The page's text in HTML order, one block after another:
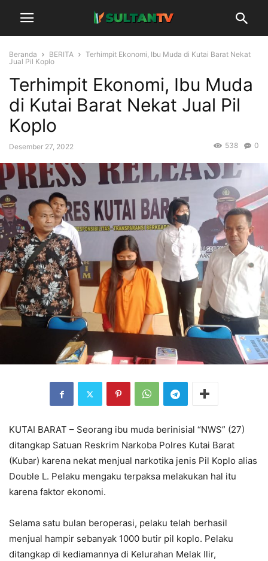
Beranda BERITA
Terhimpit Ekonomi, Ibu Muda di Kutai Barat Nekat
Jual Pil Koplo
Terhimpit Ekonomi, Ibu Muda
di Kutai Barat Nekat Jual Pil
Koplo
Desember 27, 2022 0
538
KUTAI BARAT – Seorang ibu muda berinisial “NWS” (27)
ditangkap Satuan Reskrim Narkoba Polres Kutai Barat
(Kubar) karena nekat menjual narkotika jenis Pil Koplo alias
Double L. Pelaku mengaku terpaksa melakukan hal itu
karena faktor ekonomi.
Selama satu bulan beroperasi, pelaku telah berhasil
menjual hampir sebanyak 1000 butir pil koplo. Pelaku
ditangkap di kediamannya di Kelurahan Melak Ilir,